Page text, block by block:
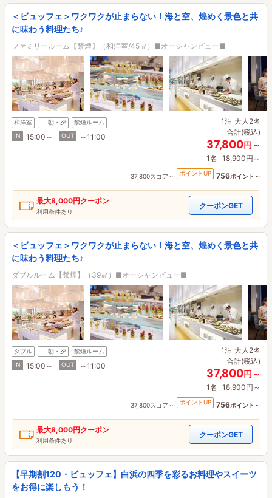
＜ビュッフェ＞ワクワクが止まらない！海と空、煌めく景色と共
に味わう料理たち♪
ファミリールーム【禁煙】（和洋室/45㎡）■オーシャンビュー■
和洋室 朝・夕
禁煙ルーム
IN
15:00～ OUT ～11:00
1泊 大人2名
合計(税込)
37,800円～
1名 18,900円～
37,800スコア～ ポイントUP 756ポイント～
最大8,000円クーポン
利用条件あり
クーポンGET
＜ビュッフェ＞ワクワクが止まらない！海と空、煌めく景色と共
に味わう料理たち♪
ダブルルーム【禁煙】（39㎡）■オーシャンビュー■
ダブル 朝・夕
禁煙ルーム
IN
15:00～ OUT ～11:00
1泊 大人2名
合計(税込)
37,800円～
1名 18,900円～
37,800スコア～ ポイントUP 756ポイント～
最大8,000円クーポン
利用条件あり
クーポンGET
【早期割120・ビュッフェ】白浜の四季を彩るお料理やスイーツ
をお得に楽しもう！